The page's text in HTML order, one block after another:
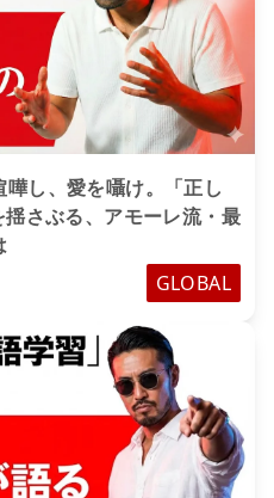
嘩し、愛を囁け。「正し
さぶる、アモーレ流・最
GLOBAL